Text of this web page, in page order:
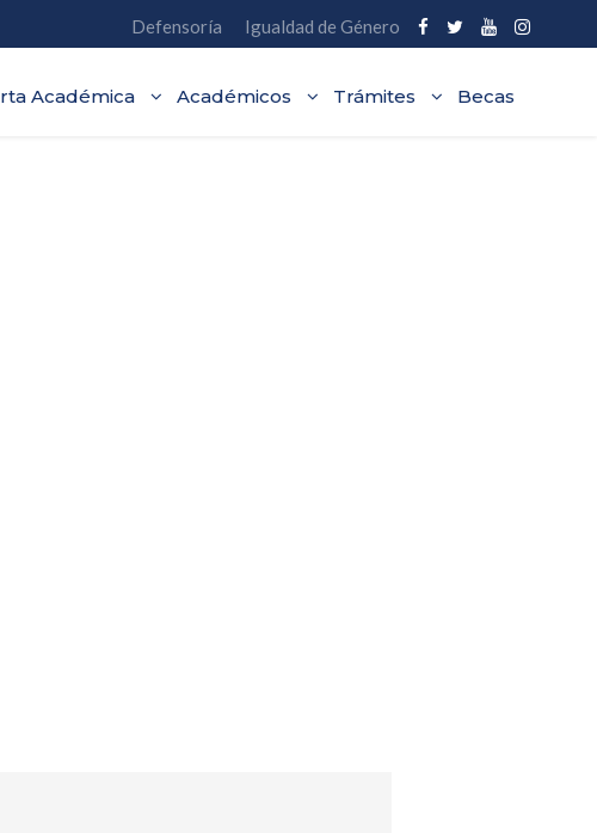
Defensoría Igualdad de Género
Académica Académicos Trámites Becas